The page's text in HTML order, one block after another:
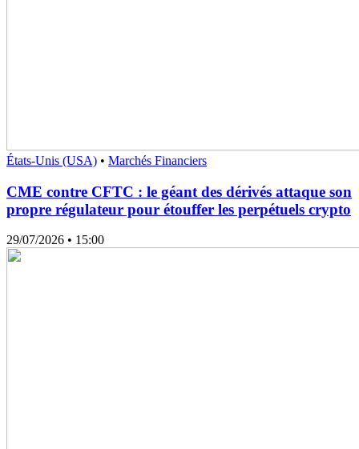
États-Unis (USA) • Marchés Financiers
CME contre CFTC : le géant des dérivés attaque son
propre régulateur pour étouffer les perpétuels crypto
29/07/2026 • 15:00